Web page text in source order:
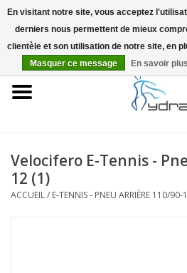
EUR
Accueil
Infos
Velocifero E-Tennis -
12 (1)
ACCUEIL/ E-TENNIS - PNEU ARRIÈRE 110/90-
En visitant notre site, vous acceptez
derniers nous permettent de mieux
clientèle et son utilisation de notre site, en
Masquer ce message
En savoir